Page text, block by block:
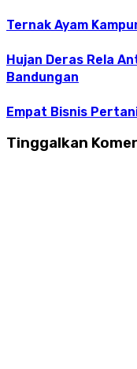
Ternak Ayam
Hujan Deras Rela
Bandungan
Empat Bisnis
Tinggalkan